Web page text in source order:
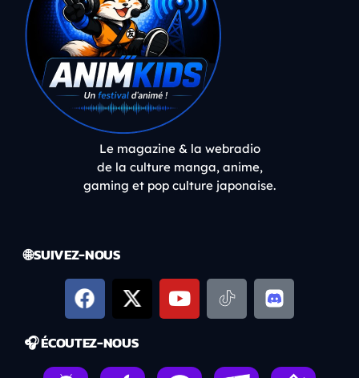
Le magazine & la webradio
de la culture manga, anime,
gaming et pop culture japonaise.
🌐 SUIVEZ-NOUS
🎧 ÉCOUTEZ-NOUS